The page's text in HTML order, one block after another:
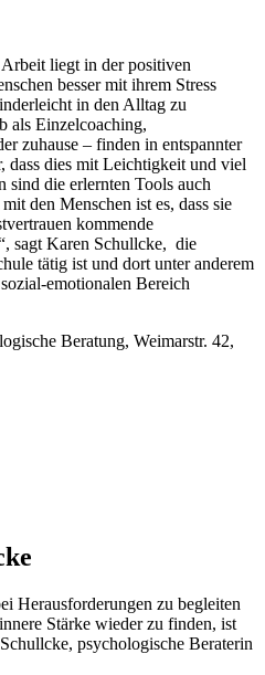
liegt in der positiven
besser mit ihrem Stress
in den Alltag zu
als Einzelcoaching,
zuhause – finden in entspannter
dass dies mit Leichtigkeit und viel
sind die erlernten Tools auch
den Menschen ist es, dass sie
kommende
sagt Karen Schullcke, die
tätig ist und dort unter anderem
emotionalen Bereich
Beratung, Weimarstr. 42,
Herausforderungen zu begleiten
Stärke wieder zu finden, ist
psychologische Beraterin